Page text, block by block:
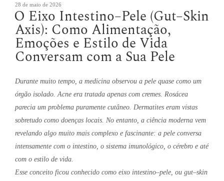
Publicado
em
28 de maio de 2026
O Eixo Intestino–Pele (Gut–Skin
Axis): Como Alimentação,
Emoções e Estilo de Vida
Conversam com a Sua Pele
Durante muito tempo, a medicina observou a pele quase como um
órgão isolado. Acne era tratada apenas com cremes. Rosácea
parecia um problema puramente cutâneo. Dermatites eram vistas
sobretudo como doenças locais. No entanto, a ciência moderna vem
revelando algo muito mais complexo e fascinante: a pele conversa
intensamente com o intestino, o sistema imunológico, o cérebro e até
com o estilo de vida.
Esse conceito ficou conhecido como eixo intestino–pele, ou gut–skin